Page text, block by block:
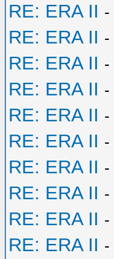
RE: ERA II -
RE: ERA II -
RE: ERA II -
RE: ERA II -
RE: ERA II -
RE: ERA II -
RE: ERA II -
RE: ERA II -
RE: ERA II -
RE: ERA II -